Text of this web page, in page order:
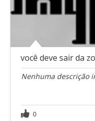
você deve sair da
Nenhuma descrição
0